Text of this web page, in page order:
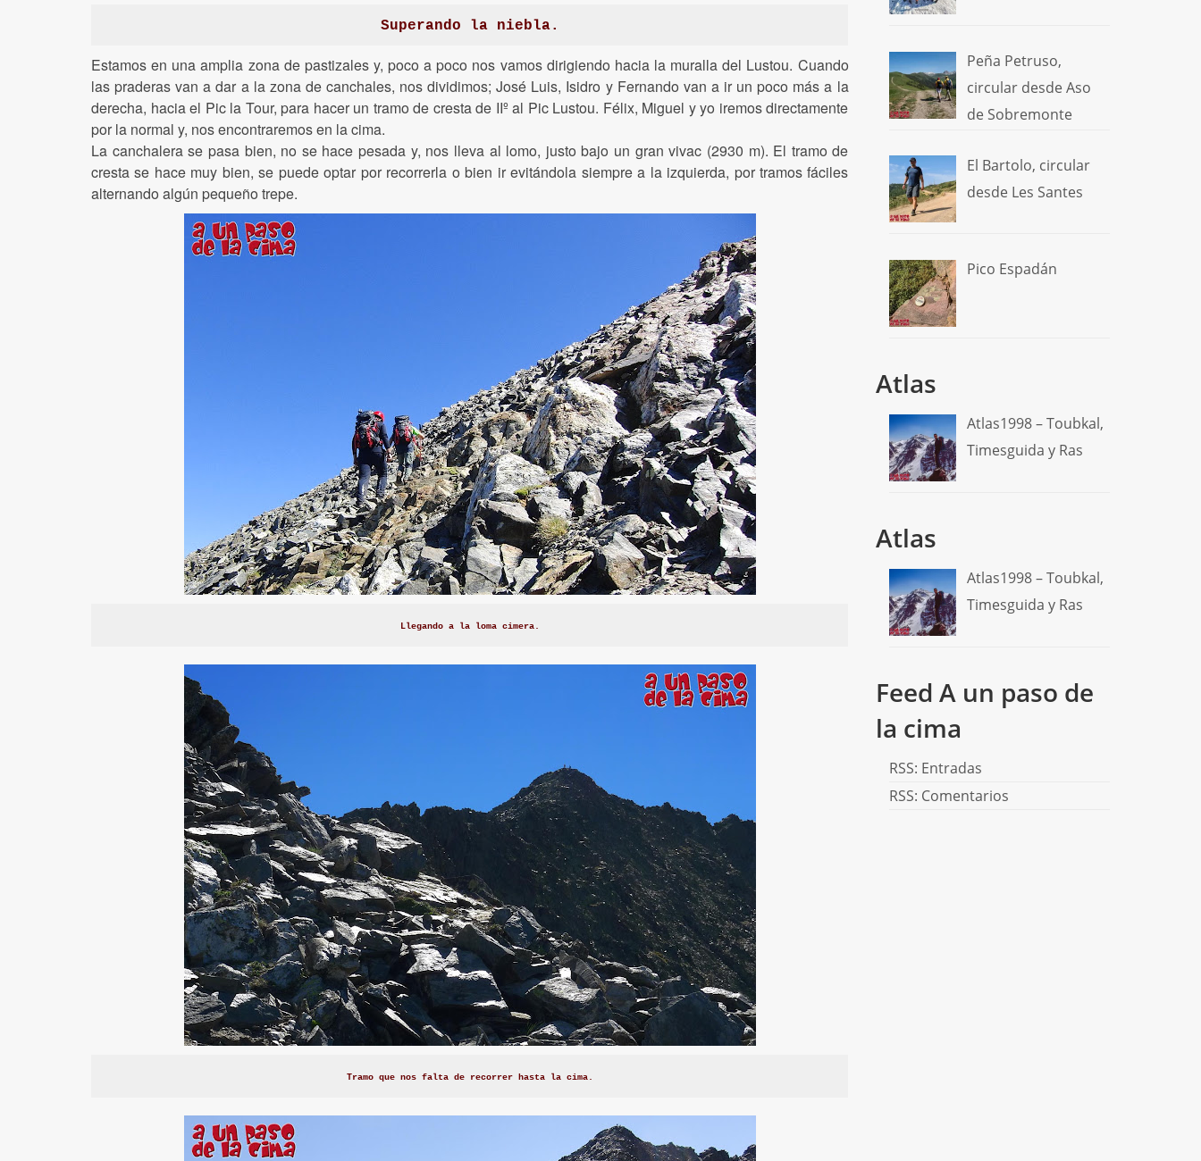
Superando la niebla.
Estamos en una amplia zona de pastizales y, poco a poco nos vamos dirigiendo hacia la muralla del Lustou. Cuando
las praderas van a dar a la zona de canchales, nos dividimos; José Luis, Isidro y Fernando van a ir un poco más a la
derecha, hacia el Pic la Tour, para hacer un tramo de cresta de IIº al Pic Lustou. Félix, Miguel y yo iremos directamente
por la normal y, nos encontraremos en la cima.
La canchalera se pasa bien, no se hace pesada y, nos lleva al lomo, justo bajo un gran vivac (2930 m). El tramo de
cresta se hace muy bien, se puede optar por recorrerla o bien ir evitándola siempre a la izquierda, por tramos fáciles
alternando algún pequeño trepe.
Llegando a la loma cimera.
Tramo que nos falta de recorrer hasta la cima.
Peña Petruso,
circular desde Aso
de Sobremonte
El Bartolo, circular
desde Les Santes
Pico Espadán
Atlas
Atlas1998 – Toubkal,
Timesguida y Ras
Atlas
Atlas1998 – Toubkal,
Timesguida y Ras
Feed A un paso de
la cima
RSS: Entradas
RSS: Comentarios